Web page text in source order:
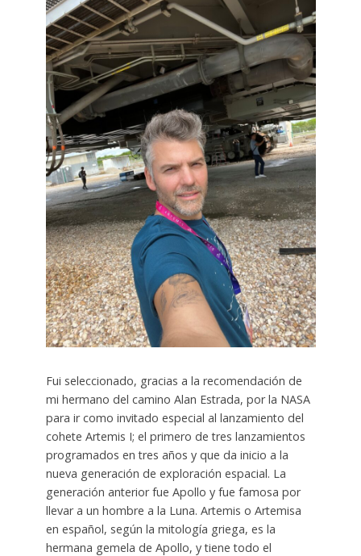
Fui seleccionado, gracias a la recomendación de
mi hermano del camino Alan Estrada, por la NASA
para ir como invitado especial al lanzamiento del
cohete Artemis I; el primero de tres lanzamientos
programados en tres años y que da inicio a la
nueva generación de exploración espacial. La
generación anterior fue Apollo y fue famosa por
llevar a un hombre a la Luna. Artemis o Artemisa
en español, según la mitología griega, es la
hermana gemela de Apollo, y tiene todo el